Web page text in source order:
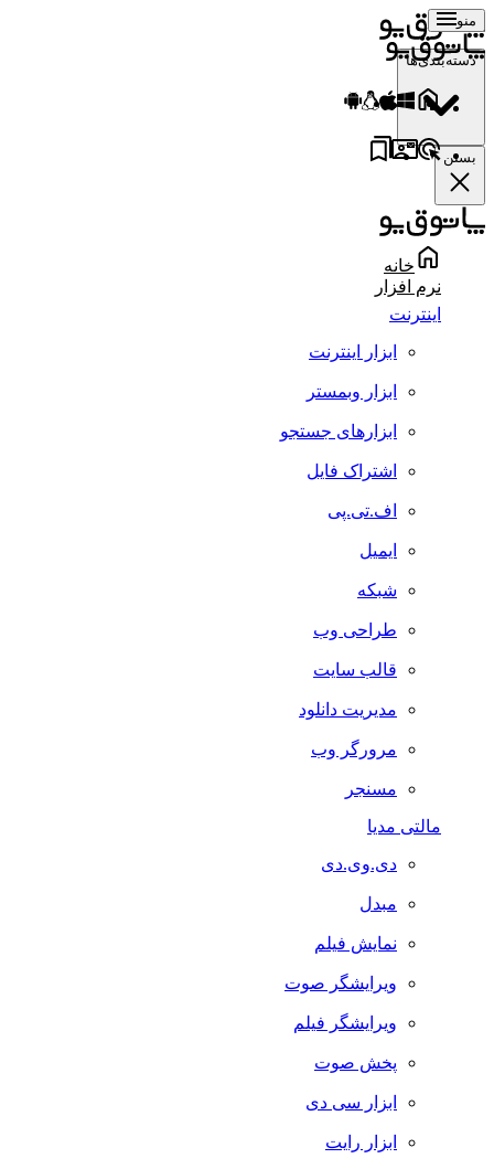
منو
دسته‌بندی‌ها
بستن
خانه
نرم افزار
اینترنت
ابزار اینترنت
ابزار وبمستر
ابزارهای جستجو
اشتراک فایل
اف.تی.پی
ایمیل
شبکه
طراحی وب
قالب سایت
مدیریت دانلود
مرورگر وب
مسنجر
مالتی مدیا
دی.وی.دی
مبدل
نمایش فیلم
ویرایشگر صوت
ویرایشگر فیلم
پخش صوت
ابزار سی دی
ابزار رایت